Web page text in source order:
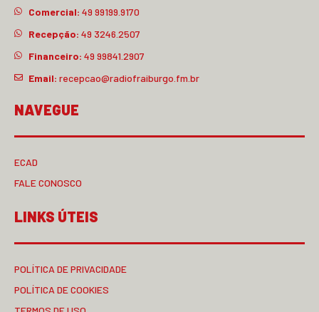
Comercial: 49 99199.9170
Recepção: 49 3246.2507
Financeiro: 49 99841.2907
Email: recepcao@radiofraiburgo.fm.br
NAVEGUE
ECAD
FALE CONOSCO
LINKS ÚTEIS
POLÍTICA DE PRIVACIDADE
POLÍTICA DE COOKIES